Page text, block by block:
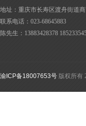
地址：重庆市长寿区渡舟街道
联系电话：023-
陈先生：
渝ICP备18007653号 版权所